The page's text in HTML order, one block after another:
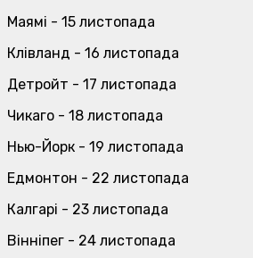
Маямі - 15 листопада
Клівланд - 16 листопада
Детройт - 17 листопада
Чикаго - 18 листопада
Нью-Йорк - 19 листопада
Едмонтон - 22 листопада
Калгарі - 23 листопада
Вінніпег - 24 листопада